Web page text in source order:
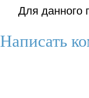
Для данного
Написать